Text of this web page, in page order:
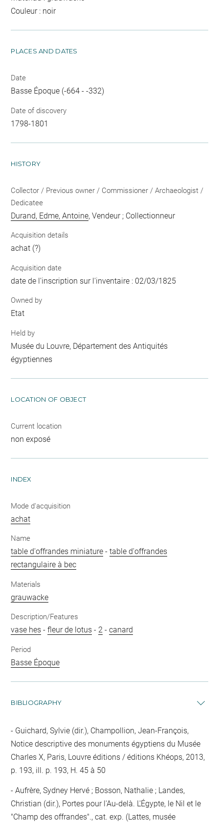
Couleur : noir
PLACES AND DATES
Date
Basse Époque (-664 - -332)
Date of discovery
1798-1801
HISTORY
Collector / Previous owner / Commissioner / Archaeologist /
Dedicatee
Durand, Edme, Antoine, Vendeur ; Collectionneur
Acquisition details
achat (?)
Acquisition date
date de l'inscription sur l'inventaire : 02/03/1825
Owned by
Etat
Held by
Musée du Louvre, Département des Antiquités
égyptiennes
LOCATION OF OBJECT
Current location
non exposé
INDEX
Mode d'acquisition
achat
Name
table d'offrandes miniature -table d'offrandes
rectangulaire à bec
Materials
grauwacke
Description/Features
vase hes -fleur de lotus - 2 -canard
Period
Basse Époque
BIBLIOGRAPHY
Guichard, Sylvie (dir.), Champollion, Jean-François,
Notice descriptive des monuments égyptiens du Musée
Charles X, Paris, Louvre éditions / éditions Khéops, 2013,
p. 193, ill. p. 193, H. 45 à 50
Aufrère, Sydney Hervé ; Bosson, Nathalie ; Landes,
Christian (dir.), Portes pour l'Au-delà. L'Égypte, le Nil et le
"Champ des offrandes"., cat. exp. (Lattes, musée